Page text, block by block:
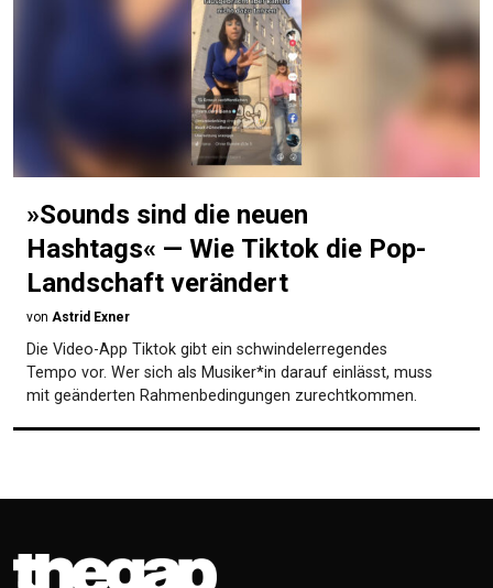
»Sounds sind die neuen
Hashtags« — Wie Tiktok die Pop-
Landschaft verändert
von Astrid Exner
Die Video-App Tiktok gibt ein schwindelerregendes
Tempo vor. Wer sich als Musiker*in darauf einlässt, muss
mit geänderten Rahmenbedingungen zurechtkommen.